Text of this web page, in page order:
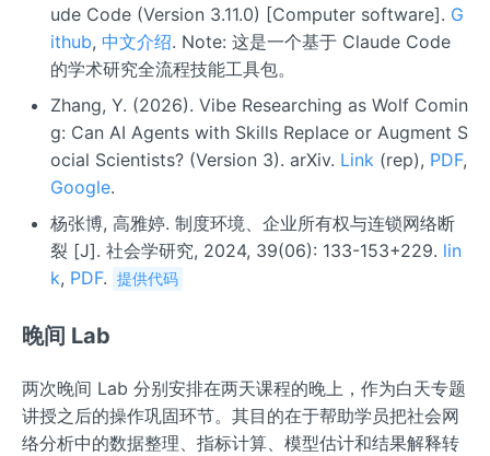
ude Code (Version 3.11.0) [Computer software]. G
ithub, 中文介绍. Note: 这是一个基于 Claude Code
的学术研究全流程技能工具包。
Zhang, Y. (2026). Vibe Researching as Wolf Comin
g: Can AI Agents with Skills Replace or Augment S
ocial Scientists? (Version 3). arXiv. Link(rep), PDF,
Google.
杨张博, 高雅婷. 制度环境、企业所有权与连锁网络断
裂 [J]. 社会学研究, 2024, 39(06): 133-153+229. lin
k, PDF. 提供代码
晚间 Lab
两次晚间 Lab 分别安排在两天课程的晚上，作为白天专题
讲授之后的操作巩固环节。其目的在于帮助学员把社会网
络分析中的数据整理、指标计算、模型估计和结果解释转